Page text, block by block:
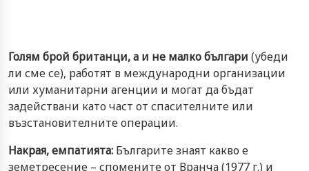
Голям брой британци, а и не малко българи (убеди
ли сме се), работят в международни организации
или хуманитарни агенции и могат да бъдат
задействани като част от спасителните или
възстановителните операции.
Накрая, емпатията: Българите знаят какво е
земетресение – спомените от Вранча (1977 г.) и